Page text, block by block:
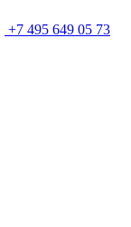
+7 495 649 05 73